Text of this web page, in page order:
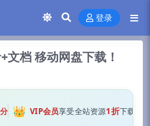
登录
文档 移动网盘下载！
👑 VIP会员享受全站资源1折下载